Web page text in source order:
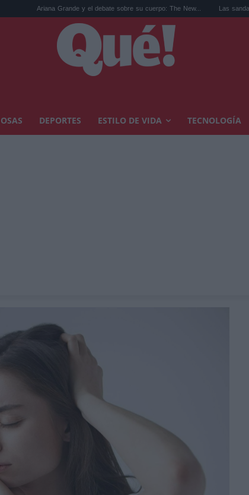
Ariana Grande y el debate sobre su cuerpo: The New... Las sandalias de los
DEPORTES ESTILO DE VIDA TECNOLOGÍA